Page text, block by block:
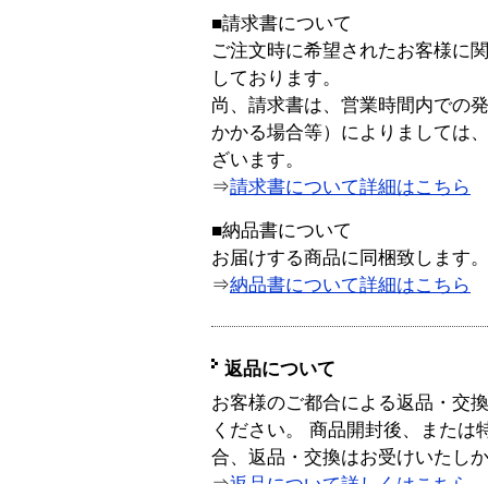
■請求書について
ご注文時に希望されたお客様に
しております。
尚、請求書は、営業時間内での
かかる場合等）によりましては
ざいます。
⇒請求書について詳細はこちら
■納品書について
お届けする商品に同梱致します。
⇒納品書について詳細はこちら
返品について
お客様のご都合による返品・交
ください。 商品開封後、または
合、返品・交換はお受けいたし